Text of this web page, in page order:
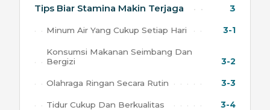
Tips Biar Stamina Makin Terjaga 3
Minum Air Yang Cukup Setiap Hari 3-1
Konsumsi Makanan Seimbang Dan
Bergizi
3-2
Olahraga Ringan Secara Rutin 3-3
Tidur Cukup Dan Berkualitas 3-4